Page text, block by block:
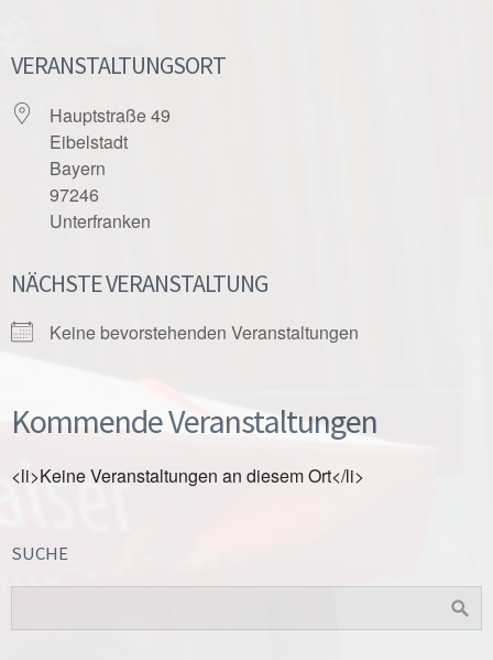
VERANSTALTUNGSORT
Hauptstraße 49
Eibelstadt
Bayern
97246
Unterfranken
NÄCHSTE VERANSTALTUNG
Keine bevorstehenden Veranstaltungen
Kommende Veranstaltungen
<li>Keine Veranstaltungen an diesem Ort</li>
SUCHE